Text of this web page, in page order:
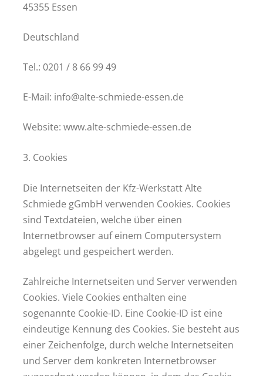
45355 Essen
Deutschland
Tel.: 0201 / 8 66 99 49
E-Mail: info@alte-schmiede-essen.de
Website: www.alte-schmiede-essen.de
3. Cookies
Die Internetseiten der Kfz-Werkstatt Alte
Schmiede gGmbH verwenden Cookies. Cookies
sind Textdateien, welche über einen
Internetbrowser auf einem Computersystem
abgelegt und gespeichert werden.
Zahlreiche Internetseiten und Server verwenden
Cookies. Viele Cookies enthalten eine
sogenannte Cookie-ID. Eine Cookie-ID ist eine
eindeutige Kennung des Cookies. Sie besteht aus
einer Zeichenfolge, durch welche Internetseiten
und Server dem konkreten Internetbrowser